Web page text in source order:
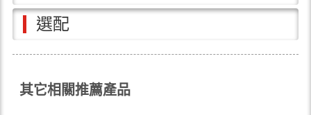
選配
其它相關推薦產品